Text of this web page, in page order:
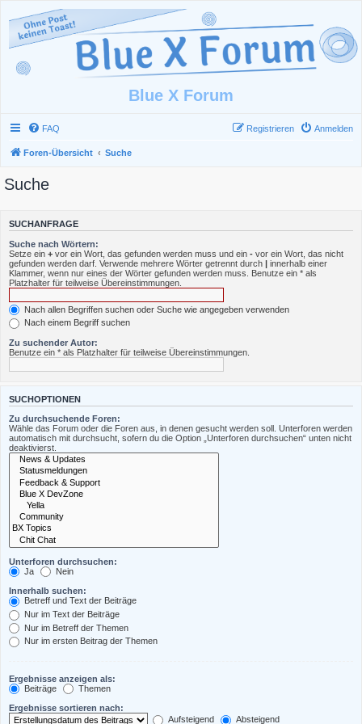
Blue X Forum
FAQ Anmelden
Registrieren
Foren-Übersicht Suche
Suche
SUCHANFRAGE
Suche nach Wörtern:
Setze ein + vor ein Wort, das gefunden werden muss und ein - vor ein Wort, das nicht
gefunden werden darf. Verwende mehrere Wörter getrennt durch | innerhalb einer
Klammer, wenn nur eines der Wörter gefunden werden muss. Benutze ein * als
Platzhalter für teilweise Übereinstimmungen.
Nach allen Begriffen suchen oder Suche wie angegeben verwenden
Nach einem Begriff suchen
Zu suchender Autor:
Benutze ein * als Platzhalter für teilweise Übereinstimmungen.
SUCHOPTIONEN
Zu durchsuchende Foren:
Wähle das Forum oder die Foren aus, in denen gesucht werden soll. Unterforen werden
automatisch mit durchsucht, sofern du die Option „Unterforen durchsuchen“ unten nicht
deaktivierst.
Unterforen durchsuchen:
Ja
Nein
Innerhalb suchen:
Betreff und Text der Beiträge
Nur im Text der Beiträge
Nur im Betreff der Themen
Nur im ersten Beitrag der Themen
Ergebnisse anzeigen als:
Beiträge
Themen
Ergebnisse sortieren nach:
Aufsteigend
Absteigend